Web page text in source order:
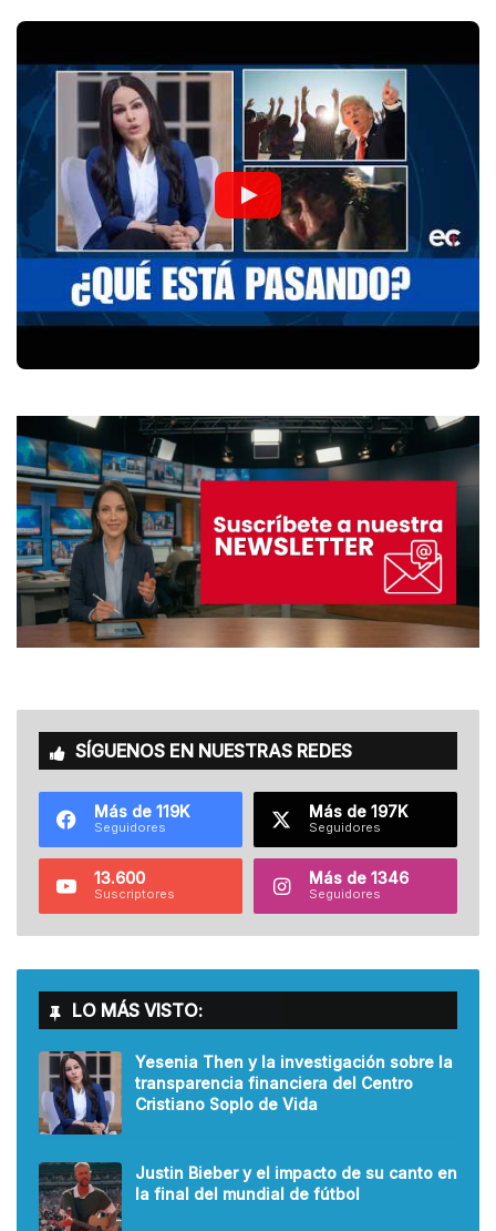
SÍGUENOS EN NUESTRAS REDES
Más de 119K
Seguidores
Más de 197K
Seguidores
13.600
Suscriptores
Más de 1346
Seguidores
LO MÁS VISTO:
Yesenia Then y la investigación sobre la
transparencia financiera del Centro
Cristiano Soplo de Vida
Justin Bieber y el impacto de su canto en
la final del mundial de fútbol